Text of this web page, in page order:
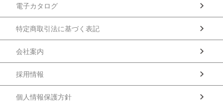
電子カタログ
特定商取引法に基づく表記
会社案内
採用情報
個人情報保護方針